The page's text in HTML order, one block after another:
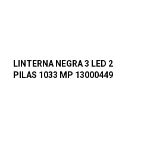
LINTERNA NEGRA 3 LED 2
PILAS 1033 MP 13000449